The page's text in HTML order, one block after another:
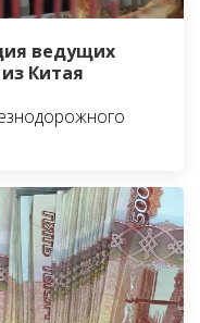
ведущих
Китая